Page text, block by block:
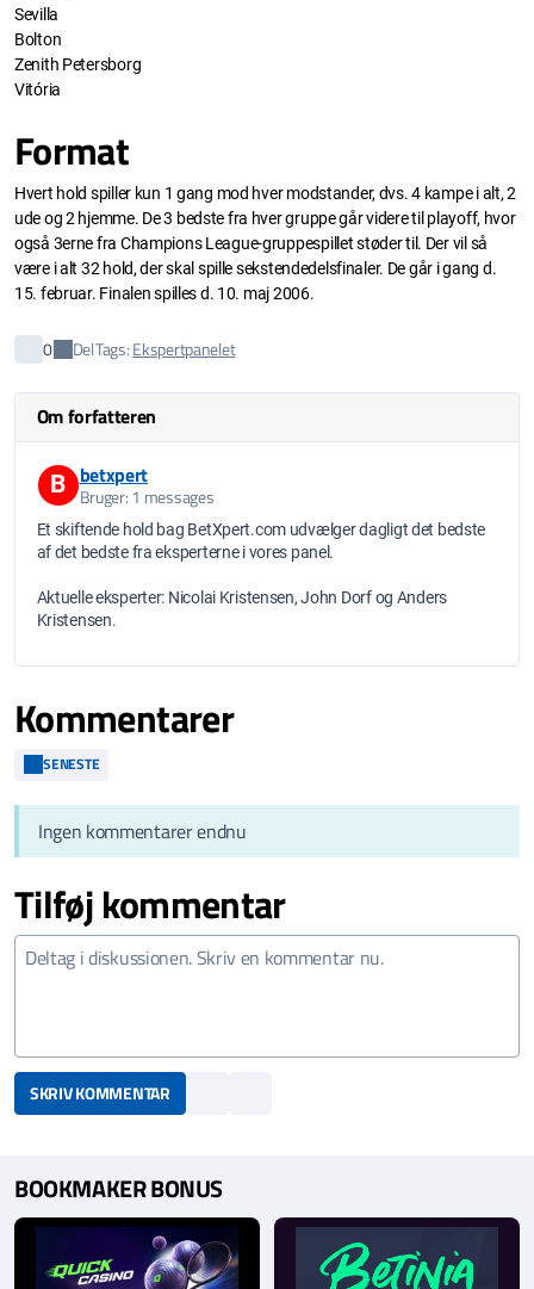
Sevilla
Bolton
Zenith Petersborg
Vitória
Format
Hvert hold spiller kun 1 gang mod hver modstander, dvs. 4 kampe i alt, 2
ude og 2 hjemme. De 3 bedste fra hver gruppe går videre til playoff, hvor
også 3erne fra Champions League-gruppespillet støder til. Der vil så
være i alt 32 hold, der skal spille sekstendedelsfinaler. De går i gang d.
15. februar. Finalen spilles d. 10. maj 2006.
0 DelTags:Ekspertpanelet
Om forfatteren
B betxpert
Bruger: 1 messages
Et skiftende hold bag BetXpert.com udvælger dagligt det bedste
af det bedste fra eksperterne i vores panel.
Aktuelle eksperter: Nicolai Kristensen, John Dorf og Anders
Kristensen.
Kommentarer
SENESTE
Ingen kommentarer endnu
Tilføj kommentar
SKRIV KOMMENTAR
BOOKMAKER BONUS